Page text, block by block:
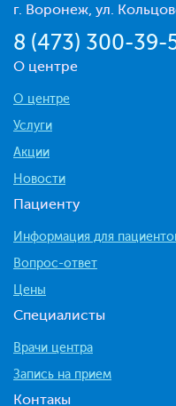
г. Воронеж, ул.
8 (473) 300-39-
О центре
О центре
Услуги
Акции
Новости
Пациенту
Информация для
Вопрос-ответ
Цены
Специалисты
Врачи центра
Запись на прием
Контакы